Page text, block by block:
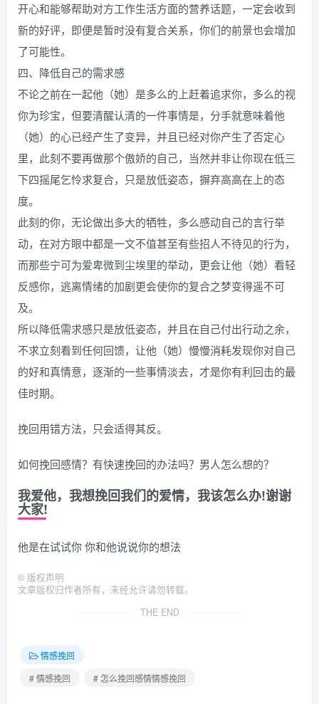
开心和能够帮助对方工作生活方面的营养话题，一定会收到
新的好评，即便是暂时没有复合关系，你们的前景也会增加
了可能性。
四、降低自己的需求感
不论之前在一起他（她）是多么的上赶着追求你，多么的视
你为珍宝，但要清醒认清的一件事情是，分手就意味着他
（她）的心已经产生了变异，并且已经对你产生了否定心
里，此刻不要再做那个傲娇的自己，当然并非让你现在低三
下四摇尾乞怜求复合，只是放低姿态，摒弃高高在上的态
度。
此刻的你，无论做出多大的牺牲，多么感动自己的言行举
动，在对方眼中都是一文不值甚至有些招人不待见的行为，
而那些宁可为爱卑微到尘埃里的举动，更会让他（她）看轻
反感你，逃离情绪的加剧更会使你的复合之梦变得遥不可
及。
所以降低需求感只是放低姿态，并且在自己付出行动之余，
不求立刻看到任何回馈，让他（她）慢慢消耗发现你对自己
的好和真情意，逐渐的一些事情淡去，才是你有利回击的最
佳时期。
挽回用错方法，只会适得其反。
如何挽回感情？有快速挽回的办法吗？男人怎么想的？
我爱他，我想挽回我们的爱情，我该怎么办!谢谢
大家!
他是在试试你 你和他说说你的想法
© 版权声明
文章版权归作者所有，未经允许请勿转载。
THE END
情感挽回
# 情感挽回
# 怎么挽回感情情感挽回